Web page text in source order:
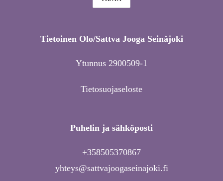
Tietoinen Olo/Sattva Jooga Seinäjoki
Ytunnus 2900509-1
Tietosuojaseloste
Puhelin ja sähköposti
+358505370867
yhteys@sattvajoogaseinajoki.fi